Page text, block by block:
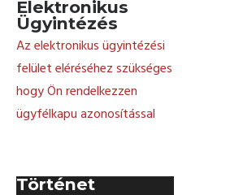
Elektronikus
Ügyintézés
Az elektronikus ügyintézési
felület eléréséhez szükséges
hogy Ön rendelkezzen
ügyfélkapu azonosítással
Történet